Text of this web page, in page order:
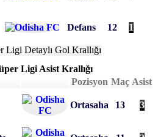
Defans 12 1
Ligi Detaylı Gol Krallığı
Ligi Asist Krallığı
Pozisyon Maç Asist
Ortasaha 13 3